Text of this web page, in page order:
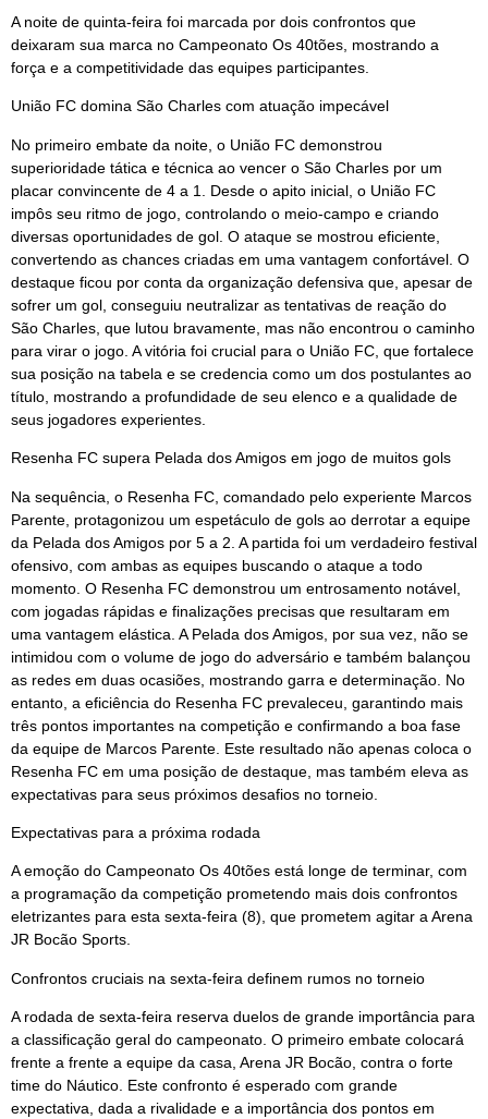
A noite de quinta-feira foi marcada por dois confrontos que
deixaram sua marca no Campeonato Os 40tões, mostrando a
força e a competitividade das equipes participantes.
União FC domina São Charles com atuação impecável
No primeiro embate da noite, o União FC demonstrou
superioridade tática e técnica ao vencer o São Charles por um
placar convincente de 4 a 1. Desde o apito inicial, o União FC
impôs seu ritmo de jogo, controlando o meio-campo e criando
diversas oportunidades de gol. O ataque se mostrou eficiente,
convertendo as chances criadas em uma vantagem confortável. O
destaque ficou por conta da organização defensiva que, apesar de
sofrer um gol, conseguiu neutralizar as tentativas de reação do
São Charles, que lutou bravamente, mas não encontrou o caminho
para virar o jogo. A vitória foi crucial para o União FC, que fortalece
sua posição na tabela e se credencia como um dos postulantes ao
título, mostrando a profundidade de seu elenco e a qualidade de
seus jogadores experientes.
Resenha FC supera Pelada dos Amigos em jogo de muitos gols
Na sequência, o Resenha FC, comandado pelo experiente Marcos
Parente, protagonizou um espetáculo de gols ao derrotar a equipe
da Pelada dos Amigos por 5 a 2. A partida foi um verdadeiro festival
ofensivo, com ambas as equipes buscando o ataque a todo
momento. O Resenha FC demonstrou um entrosamento notável,
com jogadas rápidas e finalizações precisas que resultaram em
uma vantagem elástica. A Pelada dos Amigos, por sua vez, não se
intimidou com o volume de jogo do adversário e também balançou
as redes em duas ocasiões, mostrando garra e determinação. No
entanto, a eficiência do Resenha FC prevaleceu, garantindo mais
três pontos importantes na competição e confirmando a boa fase
da equipe de Marcos Parente. Este resultado não apenas coloca o
Resenha FC em uma posição de destaque, mas também eleva as
expectativas para seus próximos desafios no torneio.
Expectativas para a próxima rodada
A emoção do Campeonato Os 40tões está longe de terminar, com
a programação da competição prometendo mais dois confrontos
eletrizantes para esta sexta-feira (8), que prometem agitar a Arena
JR Bocão Sports.
Confrontos cruciais na sexta-feira definem rumos no torneio
A rodada de sexta-feira reserva duelos de grande importância para
a classificação geral do campeonato. O primeiro embate colocará
frente a frente a equipe da casa, Arena JR Bocão, contra o forte
time do Náutico. Este confronto é esperado com grande
expectativa, dada a rivalidade e a importância dos pontos em